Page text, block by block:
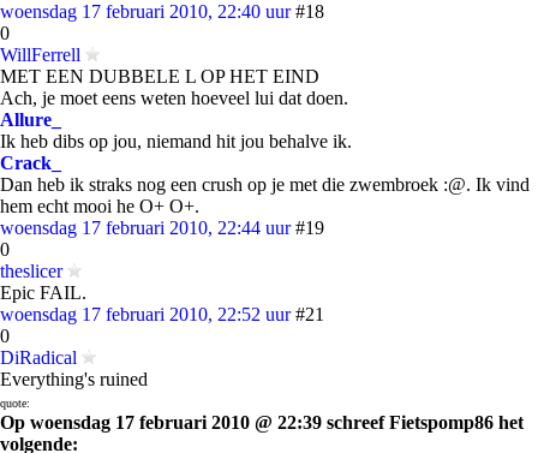
woensdag 17 februari 2010, 22:40 uur #18
0
WillFerrell
MET EEN DUBBELE L OP HET EIND
Ach, je moet eens weten hoeveel lui dat doen.
Allure_
Ik heb dibs op jou, niemand hit jou behalve ik.
Crack_
Dan heb ik straks nog een crush op je met die zwembroek :@. Ik vind
hem echt mooi he O+ O+.
woensdag 17 februari 2010, 22:44 uur #19
0
theslicer
Epic FAIL.
woensdag 17 februari 2010, 22:52 uur #21
0
DiRadical
Everything's ruined
quote:
Op woensdag 17 februari 2010 @ 22:39 schreef Fietspomp86 het
volgende: